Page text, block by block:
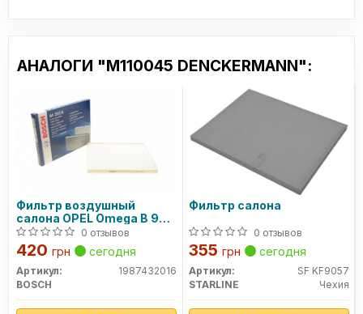
АНАЛОГИ "M110045 DENCKERMANN":
Фильтр воздушный
салона OPEL Omega B 93-
03 (226*17*291)
1987432016 BOSCH
0 отзывов
420 грн сегодня
Артикул:
1987432016
BOSCH
Фильтр салона
0 отзывов
355 грн сегодня
Артикул:
SF KF9057
STARLINE
Чехия